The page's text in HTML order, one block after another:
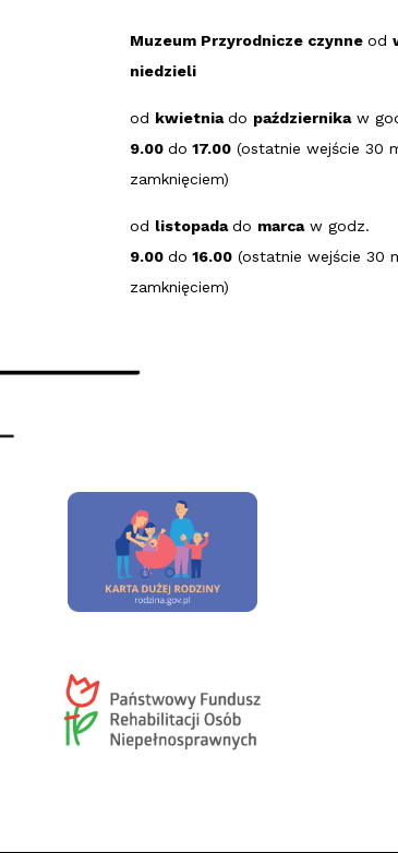
Muzeum Przyrodnicze czynne od
niedzieli
od kwietniado październikaw
9.00 do 17.00 (ostatnie wejście 30
zamknięciem)
od listopadado marcaw godz.
9.00 do 16.00 (ostatnie wejście 30
zamknięciem)